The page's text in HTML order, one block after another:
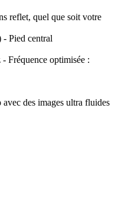
reflet, quel que soit votre
- Pied central
Fréquence optimisée :
des images ultra fluides